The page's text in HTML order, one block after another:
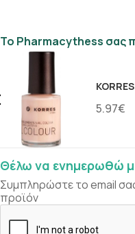
Το Pharmacythess σας
5.97€
Θέλω να ενημερωθώ
Συμπληρώστε το email
προϊόν